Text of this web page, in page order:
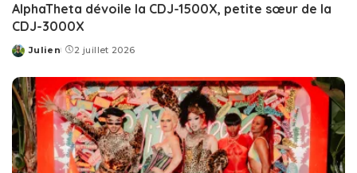
AlphaTheta dévoile la CDJ-1500X, petite sœur de la
CDJ-3000X
Posted
Julien 2 juillet 2026